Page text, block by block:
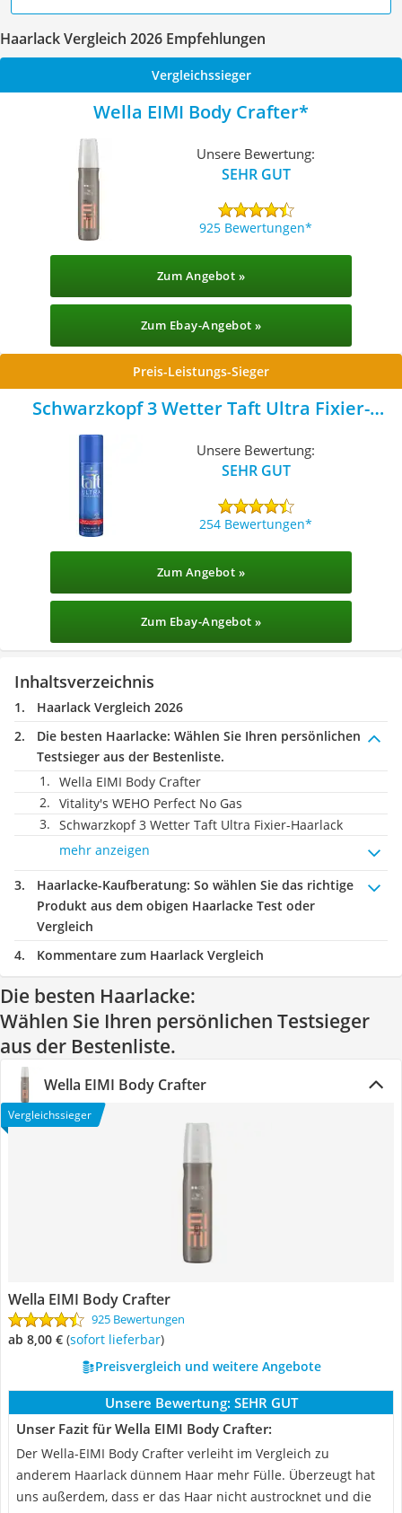
Haarlack Vergleich 2026 Empfehlungen
Vergleichssieger
Wella EIMI Body Crafter
Unsere Bewertung:
SEHR GUT
925 Bewertungen
Zum Angebot »
Zum Ebay-Angebot »
Preis-Leistungs-Sieger
Schwarzkopf 3 Wetter Taft Ultra Fixier-
Unsere Bewertung:
SEHR GUT
254 Bewertungen
Zum Angebot »
Zum Ebay-Angebot »
Inhaltsverzeichnis
Haarlack Vergleich 2026
Die besten Haarlacke: Wählen Sie Ihren persönlichen
Testsieger aus der Bestenliste.
Wella EIMI Body Crafter
Vitality's WEHO Perfect No Gas
Schwarzkopf 3 Wetter Taft Ultra Fixier-Haarlack
mehr anzeigen
Haarlacke-Kaufberatung: So wählen Sie das richtige
Produkt aus dem obigen Haarlacke Test oder
Vergleich
Kommentare zum Haarlack Vergleich
Die besten Haarlacke:
Wählen Sie Ihren persönlichen Testsieger
aus der Bestenliste.
Wella EIMI Body Crafter
Vergleichssieger
Wella EIMI Body Crafter
925 Bewertungen
ab 8,00 € ( Sofort lieferbar)
Preisvergleich und weitere Angebote
Unsere Bewertung: SEHR GUT
Unser Fazit für Wella EIMI Body Crafter:
Der Wella-EIMI Body Crafter verleiht im Vergleich zu
anderem Haarlack dünnem Haar mehr Fülle. Überzeugt hat
uns außerdem, dass er das Haar nicht austrocknet und die